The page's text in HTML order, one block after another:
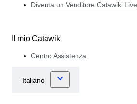
Diventa un Venditore Catawiki Live
Il mio Catawiki
Centro Assistenza